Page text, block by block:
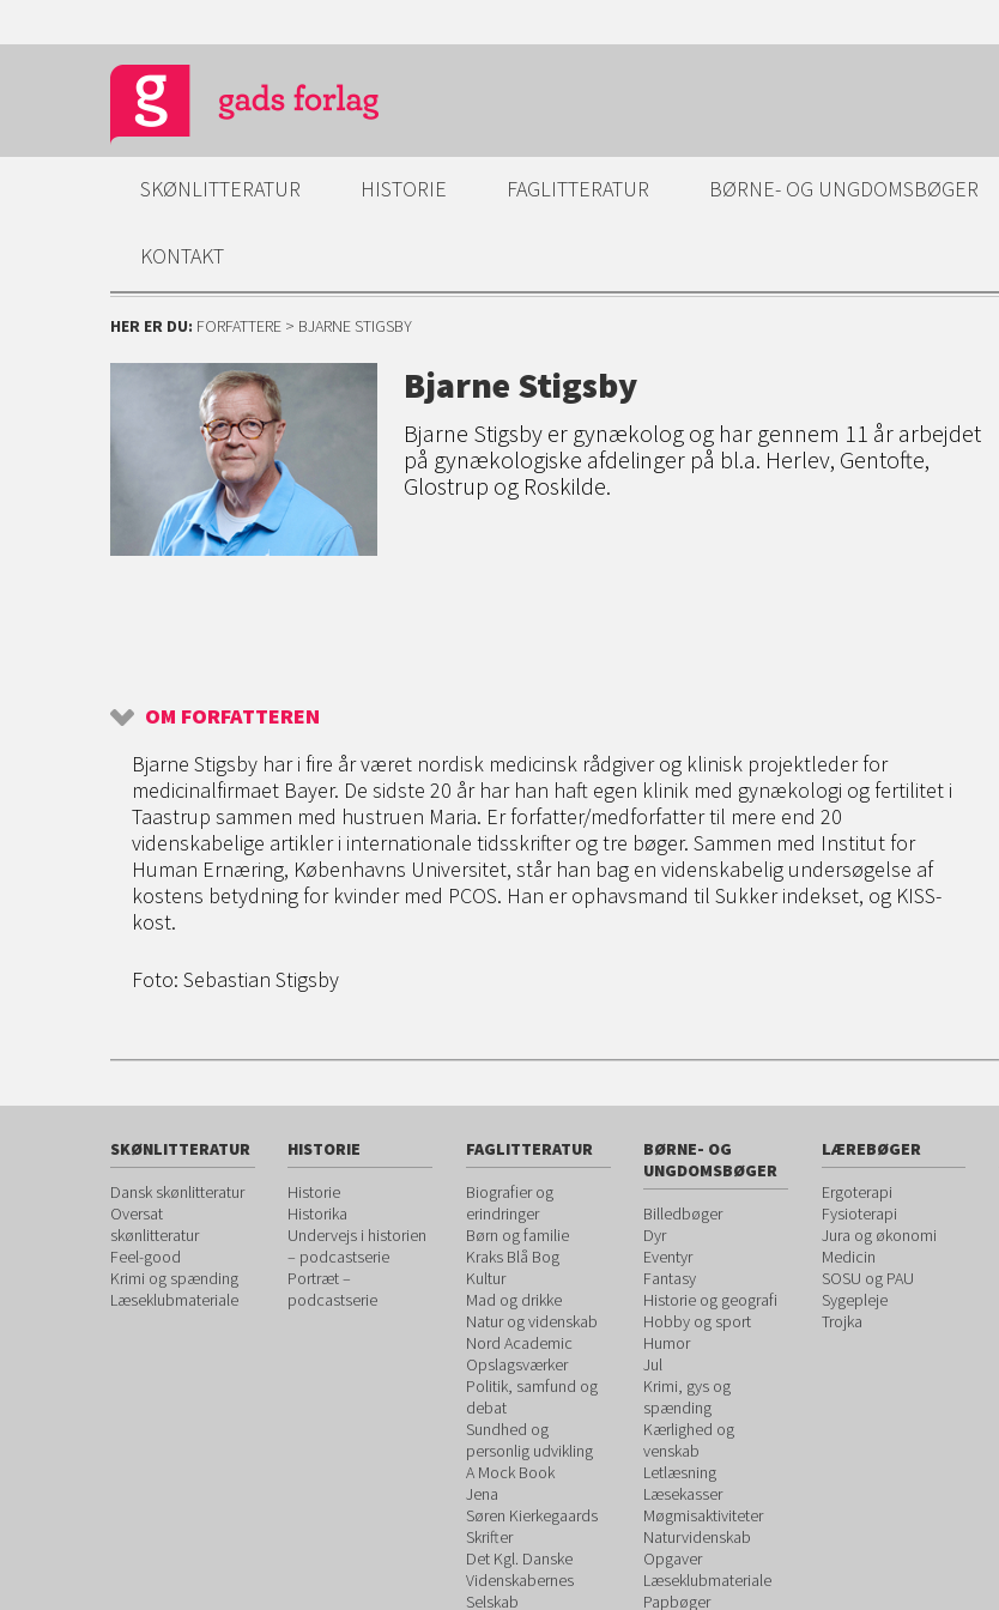
SKØNLITTERATUR HISTORIE FAGLITTERATUR BØRNE- OG UNGDOMSBØGER
KONTAKT
HER ER DU: FORFATTERE > BJARNE STIGSBY
Bjarne Stigsby
Bjarne Stigsby er gynækolog og har gennem 11 år arbejdet
på gynækologiske afdelinger på bl.a. Herlev, Gentofte,
Glostrup og Roskilde.
OM FORFATTEREN
Bjarne Stigsby har i fire år været nordisk medicinsk rådgiver og klinisk projektleder for
medicinalfirmaet Bayer. De sidste 20 år har han haft egen klinik med gynækologi og fertilitet i
Taastrup sammen med hustruen Maria. Er forfatter/medforfatter til mere end 20
videnskabelige artikler i internationale tidsskrifter og tre bøger. Sammen med Institut for
Human Ernæring, Københavns Universitet, står han bag en videnskabelig undersøgelse af
kostens betydning for kvinder med PCOS. Han er ophavsmand til Sukker indekset, og KISS-
kost.
Foto: Sebastian Stigsby
SKØNLITTERATUR
Dansk skønlitteratur
Oversat
skønlitteratur
Feel-good
Krimi og spænding
Læseklubmateriale
HISTORIE
Historie
Historika
Undervejs i historien
– podcastserie
Portræt –
podcastserie
FAGLITTERATUR
Biografier og
erindringer
Børn og familie
Kraks Blå Bog
Kultur
Mad og drikke
Natur og videnskab
Nord Academic
Opslagsværker
Politik, samfund og
debat
Sundhed og
personlig udvikling
A Mock Book
Jena
Søren Kierkegaards
Skrifter
Det Kgl. Danske
Videnskabernes
Selskab
BØRNE- OG
UNGDOMSBØGER
Billedbøger
Dyr
Eventyr
Fantasy
Historie og geografi
Hobby og sport
Humor
Jul
Krimi, gys og
spænding
Kærlighed og
venskab
Letlæsning
Læsekasser
Møgmisaktiviteter
Naturvidenskab
Opgaver
Læseklubmateriale
Papbøger
LÆREBØGER
Ergoterapi
Fysioterapi
Jura og økonomi
Medicin
SOSU og PAU
Sygepleje
Trojka